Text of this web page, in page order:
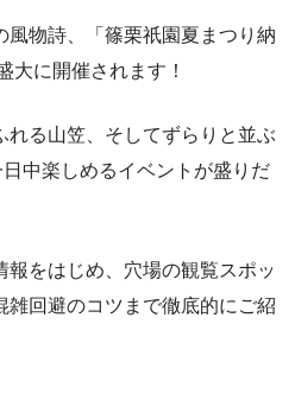
風物詩、「篠栗祇園夏まつり納
大に開催されます！
れる山笠、そしてずらりと並ぶ
中楽しめるイベントが盛りだ
報をはじめ、穴場の観覧スポッ
雑回避のコツまで徹底的にご紹